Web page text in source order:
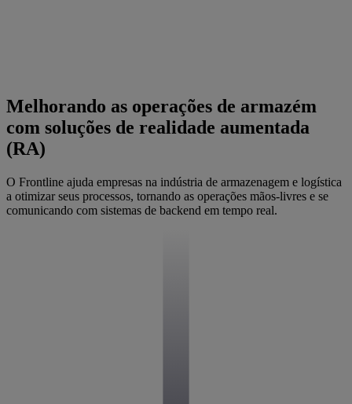
Melhorando as operações de armazém
com soluções de realidade aumentada
(RA)
O Frontline ajuda empresas na indústria de armazenagem e logística
a otimizar seus processos, tornando as operações mãos-livres e se
comunicando com sistemas de backend em tempo real.